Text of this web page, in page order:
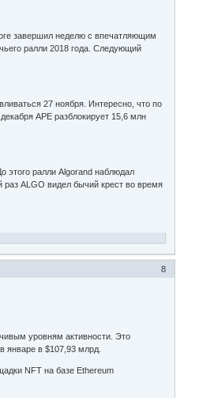
завершил неделю с впечатляющим
ралли 2018 года. Следующий
27 ноября. Интересно, что по
APE разблокирует 15,6 млн
этого ралли Algorand наблюдал
раз ALGO видел бычий крест во время
8
уровням активности. Это
в $107,93 млрд.
NFT на базе Ethereum